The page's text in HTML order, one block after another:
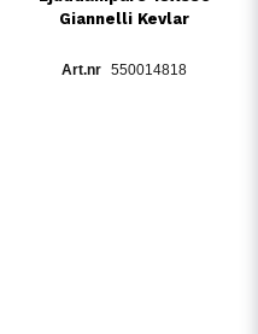
Giannelli Kevlar
550014818